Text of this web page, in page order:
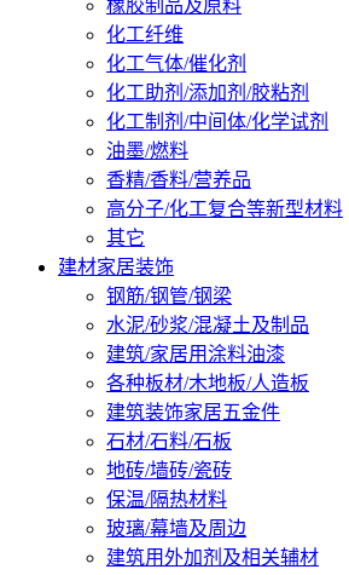
橡胶制品及原料
化工纤维
化工气体/催化剂
化工助剂/添加剂/胶粘剂
化工制剂/中间体/化学试剂
油墨/燃料
香精/香料/营养品
高分子/化工复合等新型材料
其它
建材家居装饰
钢筋/钢管/钢梁
水泥/砂浆/混凝土及制品
建筑/家居用涂料油漆
各种板材/木地板/人造板
建筑装饰家居五金件
石材/石料/石板
地砖/墙砖/瓷砖
保温/隔热材料
玻璃/幕墙及周边
建筑用外加剂及相关辅材